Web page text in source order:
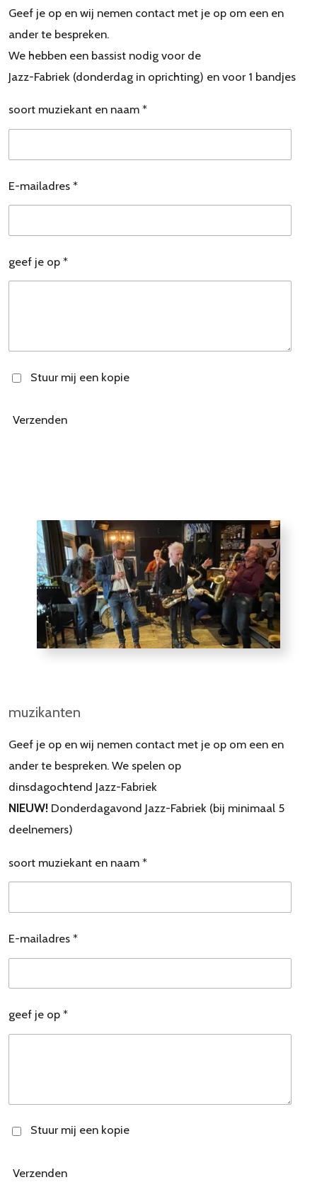
Geef je op en wij nemen contact met je op om een en
ander te bespreken.
We hebben een bassist nodig voor de
Jazz-Fabriek (donderdag in oprichting) en voor 1 bandjes
soort muziekant en naam *
E-mailadres *
geef je op *
Stuur mij een kopie
Verzenden
muzikanten
Geef je op en wij nemen contact met je op om een en
ander te bespreken. We spelen op
dinsdagochtend Jazz-Fabriek
NIEUW! Donderdagavond Jazz-Fabriek (bij minimaal 5
deelnemers)
soort muziekant en naam *
E-mailadres *
geef je op *
Stuur mij een kopie
Verzenden